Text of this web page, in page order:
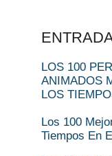
LOS 100
ANIMADOS
LOS
Los 100
Tiempos En